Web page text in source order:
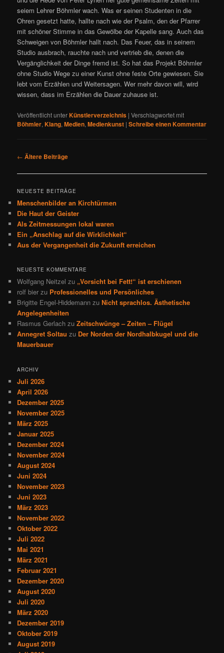
seiem Lehrer Böhmler wach. Was er seinen Studenten in die
Ohren gesetzt hatte, hallte nach wie der Psalm, den der Pfarrer
mit schöner Stimme in das Gewölbe der Kapelle sang. Auch das
Schweigen von Böhmler hallt nach. Das Feuer, das in seinem
Studio ausbrach, rauchte nach und vertrieb die, denen die
Vergänglichkeit der Dinge fremd ist. So hat das Projekt Böhmler
ohne Studio Wege zu einer Kunst ohne feste Orte gewiesen. Sie
lebt vom Erzählen und Weitersagen. Wer mehr davon will, wird
wissen, dass im Erzählen die Dauer zuhause ist.
Veröffentlicht unterKünstlerverzeichnis |Verschlagwortet mit
Böhmler,Klang,Medien,Medienkunst |Schreibe einen Kommentar
Beitragsnavigation
← Ältere Beiträge
NEUESTE BEITRÄGE
Menschenbilder an Kirchtürmen
Die Haut der Geister
Als Zeitmessungen lokal waren
Ein „Anschlag auf die Wirklichkeit“
Aus der Vergangenheit die Zukunft erreichen
NEUESTE KOMMENTARE
Wolfgang Neitzel zu „Vorsicht bei Fett!“ ist erschienen
rolf bier zu Professionelles und Persönliches
Brigitte Engel-Hiddemann zuNicht sprachlos. Ästhetische
Angelegenheiten
Rasmus Gerlach zuZeitschwünge – Zeiten – Flügel
Annegret Soltau zu Der Norden der Nordhalbkugel und die
Mauerbauer
ARCHIV
Juli 2026
April 2026
Dezember 2025
November 2025
März 2025
Januar 2025
Dezember 2024
November 2024
August 2024
Juni 2024
November 2023
Juni 2023
März 2023
November 2022
Oktober 2022
Juli 2022
Mai 2021
März 2021
Februar 2021
Dezember 2020
August 2020
Juli 2020
März 2020
Dezember 2019
Oktober 2019
August 2019